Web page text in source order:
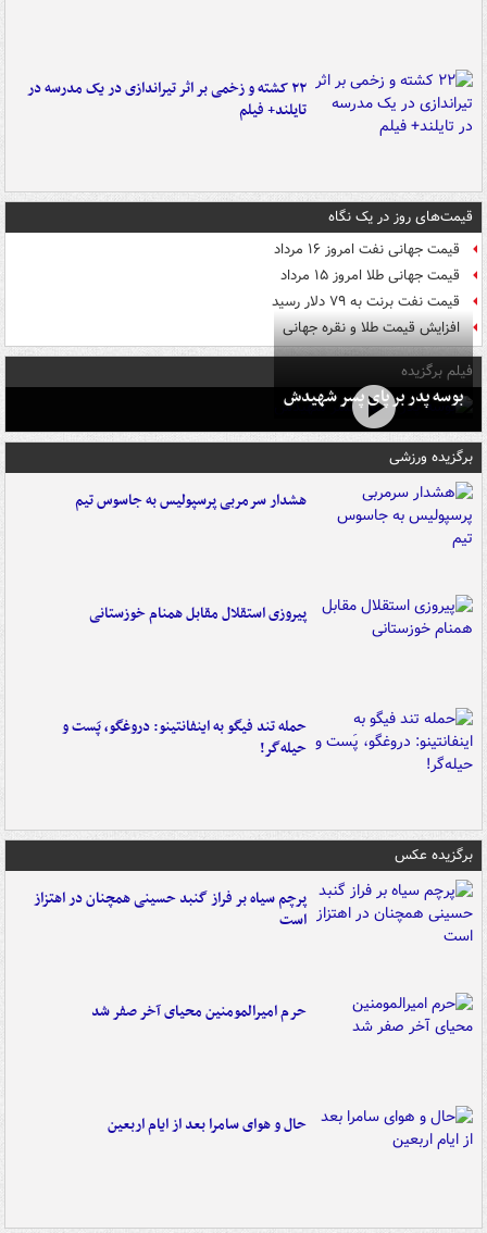
۲۲ کشته و زخمی بر اثر تیراندازی در یک مدرسه در
تایلند+ فیلم
قیمت‌های روز در یک نگاه
قیمت جهانی نفت امروز ۱۶ مرداد
قیمت جهانی طلا امروز ۱۵ مرداد
قیمت نفت برنت به ۷۹ دلار رسید
افزایش قیمت طلا و نقره جهانی
فیلم برگزیده
بوسه‌ پدر بر پای پسر شهیدش
برگزیده ورزشی
هشدار سرمربی پرسپولیس به جاسوس تیم
پیروزی استقلال مقابل همنام خوزستانی
حمله تند فیگو به اینفانتینو: دروغگو، پَست‌ و
حیله‌گر!
برگزیده عکس
پرچم سیاه بر فراز گنبد حسینی همچنان در اهتزاز
است
حرم امیرالمومنین محیای آخر صفر شد
حال و هوای سامرا بعد از ایام اربعین